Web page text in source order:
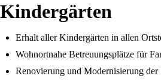
Kindergärten
Erhalt aller Kindergärten in allen
Wohnortnahe Betreuungsplätze für
Renovierung und Modernisierung